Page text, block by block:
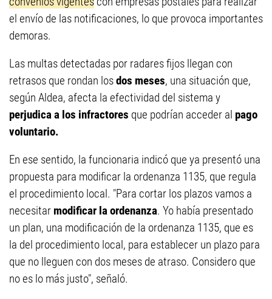
el envío de las notificaciones, lo que provoca importantes
demoras.
Las multas detectadas por radares fijos llegan con
retrasos que rondan losdos meses, una situación que,
según Aldea, afecta la efectividad del sistema y
perjudica a los infractores que podrían acceder al pago
voluntario.
En ese sentido, la funcionaria indicó que ya presentó una
propuesta para modificar la ordenanza 1135, que regula
el procedimiento local. "Para cortar los plazos vamos a
necesitar modificar la ordenanza. Yo había presentado
un plan, una modificación de la ordenanza 1135, que es
la del procedimiento local, para establecer un plazo para
que no lleguen con dos meses de atraso. Considero que
no es lo más justo", señaló.